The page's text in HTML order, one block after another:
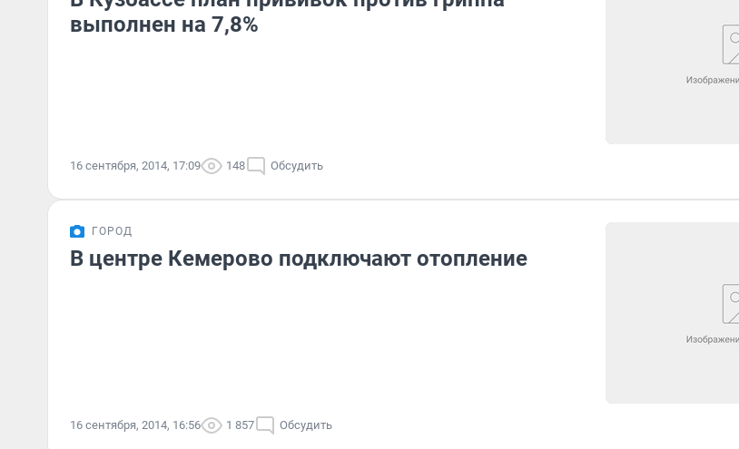
выполнен на 7,8%
16 сентября, 2014, 17:09 148 Обсудить
ГОРОД
В центре Кемерово подключают отопление
16 сентября, 2014, 16:56 1 857 Обсудить